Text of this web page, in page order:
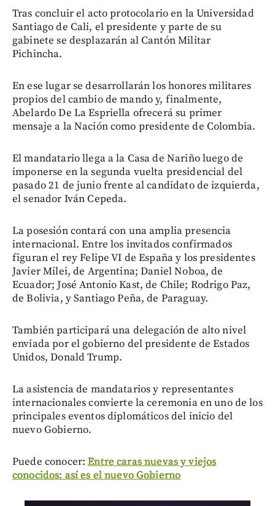
Tras concluir el acto protocolario en la Universidad
Santiago de Cali, el presidente y parte de su
gabinete se desplazarán al Cantón Militar
Pichincha.
En ese lugar se desarrollarán los honores militares
propios del cambio de mando y, finalmente,
Abelardo De La Espriella ofrecerá su primer
mensaje a la Nación como presidente de Colombia.
El mandatario llega a la Casa de Nariño luego de
imponerse en la segunda vuelta presidencial del
pasado 21 de junio frente al candidato de izquierda,
el senador Iván Cepeda.
La posesión contará con una amplia presencia
internacional. Entre los invitados confirmados
figuran el rey Felipe VI de España y los presidentes
Javier Milei, de Argentina; Daniel Noboa, de
Ecuador; José Antonio Kast, de Chile; Rodrigo Paz,
de Bolivia, y Santiago Peña, de Paraguay.
También participará una delegación de alto nivel
enviada por el gobierno del presidente de Estados
Unidos, Donald Trump.
La asistencia de mandatarios y representantes
internacionales convierte la ceremonia en uno de los
principales eventos diplomáticos del inicio del
nuevo Gobierno.
Puede conocer:Entre caras nuevas y viejos
conocidos: así es el nuevo Gobierno